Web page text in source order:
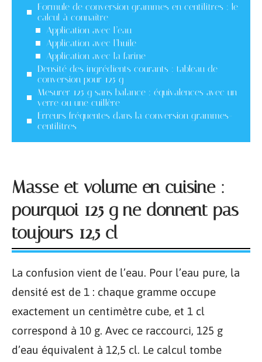
Formule de conversion grammes en centilitres : le
calcul à connaître
Application avec l’eau
Application avec l’huile
Application avec la farine
Densité des ingrédients courants : tableau de
conversion pour 125 g
Mesurer 125 g sans balance : équivalences avec un
verre ou une cuillère
Erreurs fréquentes dans la conversion grammes-
centilitres
Masse et volume en cuisine :
pourquoi 125 g ne donnent pas
toujours 12,5 cl
La confusion vient de l’eau. Pour l’eau pure, la
densité est de 1 : chaque gramme occupe
exactement un centimètre cube, et 1 cl
correspond à 10 g. Avec ce raccourci, 125 g
d’eau équivalent à 12,5 cl. Le calcul tombe